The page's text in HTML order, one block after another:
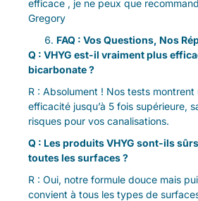
efficace , je ne peux que
Gregory
FAQ : Vos Questions, Nos
Q : VHYG est-il vraiment plus
bicarbonate ?
R : Absolument ! Nos tests montrent
efficacité jusqu’à 5 fois supérieure,
risques pour vos canalisations.
Q : Les produits VHYG sont-ils
toutes les surfaces ?
R : Oui, notre formule douce mais
convient à tous les types de